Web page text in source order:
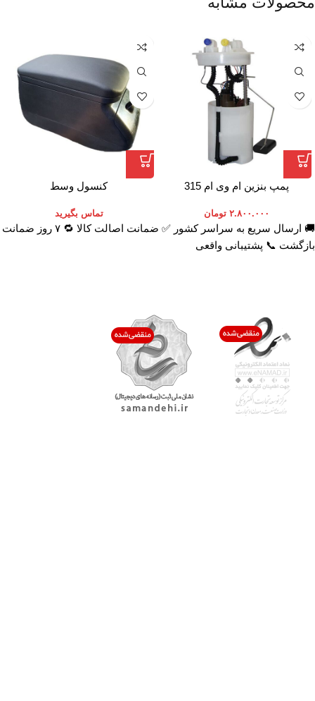
پمپ بنزین ام وی ام 315
۲.۸۰۰.۰۰۰ تومان
کنسول وسط
تماس بگیرید
🚚 ارسال سریع به سراسر کشور ✅ ضمانت اصالت کالا 🔁 ۷ روز ضمانت
بازگشت 📞 پشتیبانی واقعی